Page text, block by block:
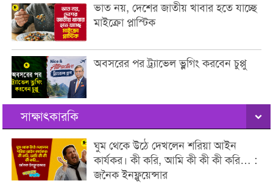
ভাত নয়, দেশের জাতীয় খাবার হতে যাচ্ছে
মাইক্রো প্লাস্টিক
অবসরের পর ট্র্যাভেল ভ্লগিং করবেন চুপ্পু
সাক্ষাৎকারকি
ঘুম থেকে উঠে দেখলেন শরিয়া আইন
কার্যকর। কী করি, আমি কী কী কী করি… :
জনৈক ইনফ্লুয়েন্সার